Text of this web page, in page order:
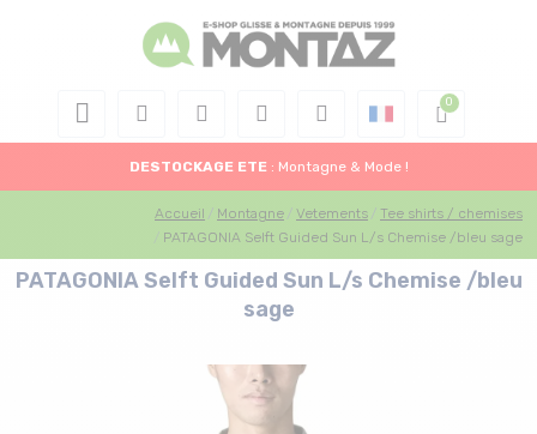
DESTOCKAGE ETE : Montagne & Mode !
Accueil Montagne Vetements
Tee shirts / chemises
PATAGONIA Selft Guided Sun L/s Chemise /bleu sage
PATAGONIA Selft Guided Sun L/s Chemise /bleu
sage